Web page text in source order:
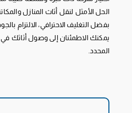
الحل الأمثل لنقل أثاث المنازل
بفضل التغليف الاحترافي، الالتزام
يمكنك الاطمئنان إلى وصول أثاثك
المحدد.